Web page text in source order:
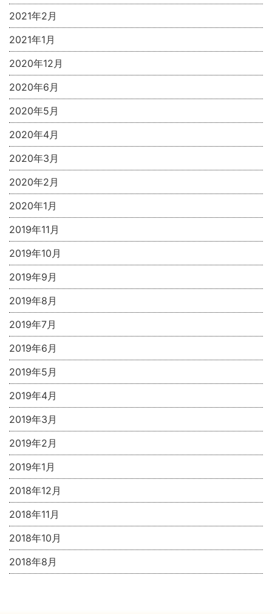
2021年2月
2021年1月
2020年12月
2020年6月
2020年5月
2020年4月
2020年3月
2020年2月
2020年1月
2019年11月
2019年10月
2019年9月
2019年8月
2019年7月
2019年6月
2019年5月
2019年4月
2019年3月
2019年2月
2019年1月
2018年12月
2018年11月
2018年10月
2018年8月